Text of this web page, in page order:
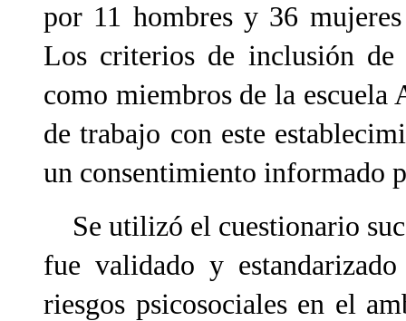
por 11 hombres y 36
Los criterios de inclusión de
como miembros de la
de trabajo con este
un consentimiento informado
Se utilizó el cuestionario
fue validado y
riesgos psicosociales en el